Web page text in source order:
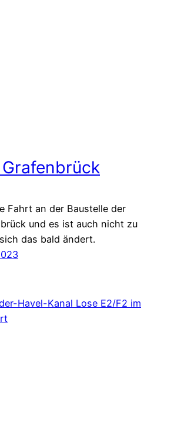
Fahrt an der Baustelle der
und es ist auch nicht zu
das bald ändert.